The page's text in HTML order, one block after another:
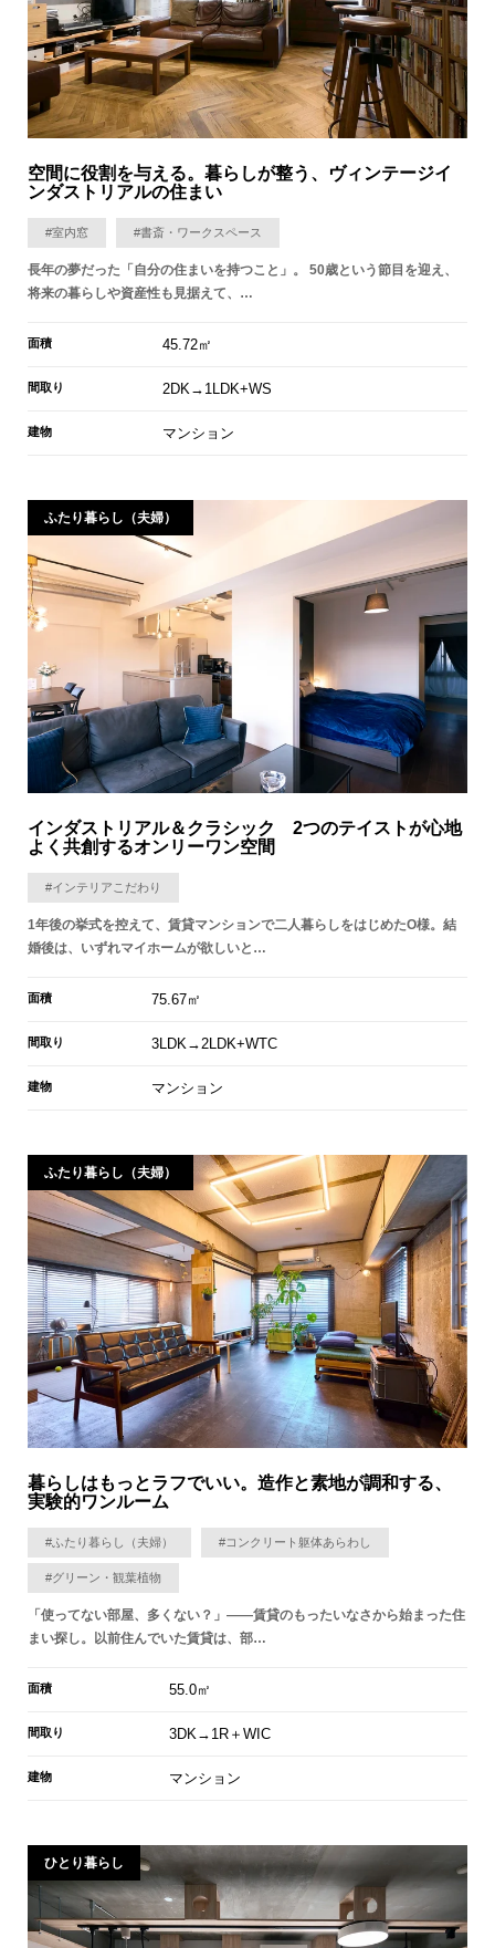
空間に役割を与える。暮らしが整う、ヴィンテージイ
ンダストリアルの住まい
#室内窓 #書斎・ワークスペース
長年の夢だった「自分の住まいを持つこと」。 50歳という節目を迎え、
将来の暮らしや資産性も見据えて、…
面積 45.72㎡
間取り 2DK→1LDK+WS
建物 マンション
ふたり暮らし（夫婦）
インダストリアル＆クラシック 2つのテイストが心地
よく共創するオンリーワン空間
#インテリアこだわり
1年後の挙式を控えて、賃貸マンションで二人暮らしをはじめたO様。結
婚後は、いずれマイホームが欲しいと…
面積 75.67㎡
間取り 3LDK→2LDK+WTC
建物 マンション
ふたり暮らし（夫婦）
暮らしはもっとラフでいい。造作と素地が調和する、
実験的ワンルーム
#ふたり暮らし（夫婦） #コンクリート躯体あらわし
#グリーン・観葉植物
「使ってない部屋、多くない？」——賃貸のもったいなさから始まった住
まい探し。以前住んでいた賃貸は、部…
面積 55.0㎡
間取り 3DK→1R＋WIC
建物 マンション
ひとり暮らし